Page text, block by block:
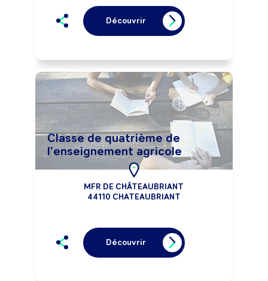
Découvrir
Classe de quatrième de
l'enseignement agricole
MFR DE CHÂTEAUBRIANT
44110 CHATEAUBRIANT
Découvrir